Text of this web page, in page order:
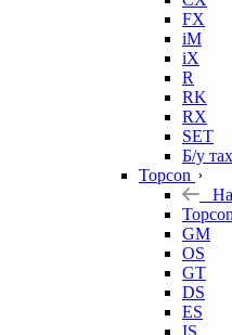
FX
iM
iX
R
RK
RX
SET
Б/у
Topcon
Topcon
GM
OS
GT
DS
ES
IS